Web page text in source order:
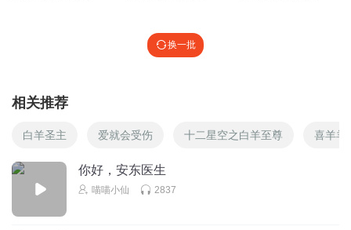
换一批
相关推荐
白羊圣主 爱就会受伤 十二星空之白羊至尊 喜羊羊
你好，安东医生
喵喵小仙 2837